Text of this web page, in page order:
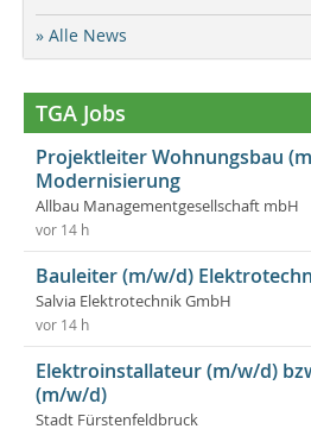
» Alle News
TGA Jobs
Projektleiter Wohnungsbau
Modernisierung
Allbau Managementgesellschaft mbH
vor 14 h
Bauleiter (m/w/d)
Salvia Elektrotechnik GmbH
vor 14 h
Elektroinstallateur (m/w/d)
(m/w/d)
Stadt Fürstenfeldbruck